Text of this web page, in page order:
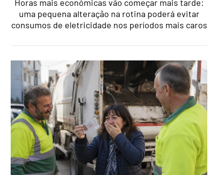
Horas mais económicas vão começar mais tarde:
uma pequena alteração na rotina poderá evitar
consumos de eletricidade nos períodos mais caros